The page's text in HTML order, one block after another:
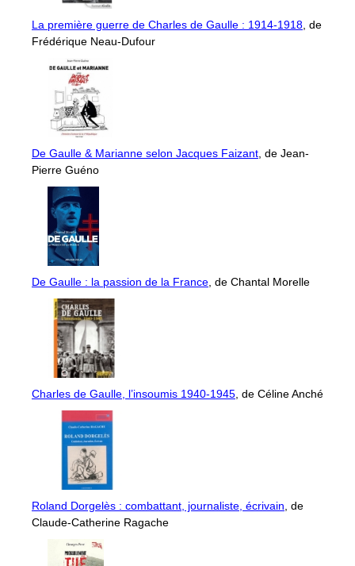
La première guerre de Charles de Gaulle : 1914-1918, de
Frédérique Neau-Dufour
De Gaulle & Marianne selon Jacques Faizant, de Jean-
Pierre Guéno
De Gaulle : la passion de la France, de Chantal Morelle
Charles de Gaulle, l’insoumis 1940-1945, de Céline Anché
Roland Dorgelès : combattant, journaliste, écrivain, de
Claude-Catherine Ragache